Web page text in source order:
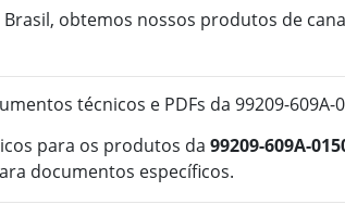
Brasil, obtemos nossos produtos de
técnicos e PDFs da 99209-609A-
para os produtos da 99209-609A-
documentos específicos.